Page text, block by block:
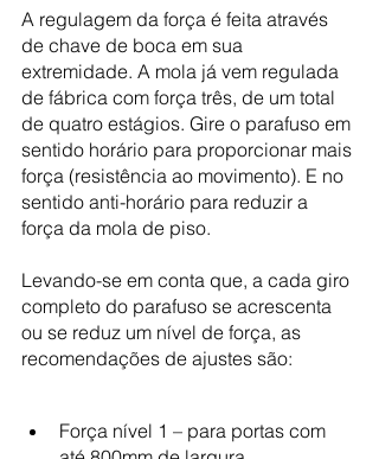
A regulagem da força é feita através
de chave de boca em sua
extremidade. A mola já vem regulada
de fábrica com força três, de um total
de quatro estágios. Gire o parafuso em
sentido horário para proporcionar mais
força (resistência ao movimento). E no
sentido anti-horário para reduzir a
força da mola de piso.
Levando-se em conta que, a cada giro
completo do parafuso se acrescenta
ou se reduz um nível de força, as
recomendações de ajustes são:
Força nível 1 – para portas com